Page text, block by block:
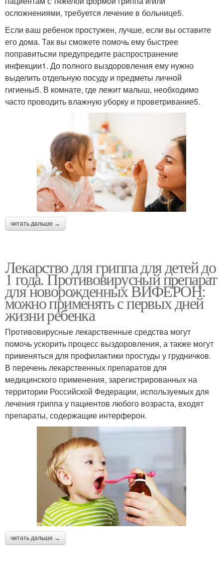
осложнениями, требуется лечение в больнице5.
Если ваш ребенок простужен, лучше, если вы оставите
его дома. Так вы сможете помочь ему быстрее
поправитьсяи предупредите распространение
инфекции1. До полного выздоровления ему нужно
выделить отдельную посуду и предметы личной
гигиены5. В комнате, где лежит малыш, необходимо
часто проводить влажную уборку и проветривание5.
читать дальше →
Лекарство для гриппа для детей до
1 года. Противовирусный препарат
для новорожденных ВИФЕРОН:
можно применять с первых дней
жизни ребенка
Противовирусные лекарственные средства могут
помочь ускорить процесс выздоровления, а также могут
применяться для профилактики простуды у грудничков.
В перечень лекарственных препаратов для
медицинского применения, зарегистрированных на
территории Российской Федерации, используемых для
лечения гриппа у пациентов любого возраста, входят
препараты, содержащие интерферон.
читать дальше →